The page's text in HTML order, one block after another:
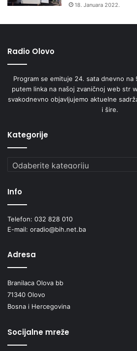
18. Januara 2022.
Radio Olovo
Program se emituje 24. sata dnevno na
putem linka na našoj zvaničnoj web str
svakodnevno objavljujemo aktuelne
i šire.
Kategorije
Kategorije
Info
Telefon: 032 828 010
E-mail: oradio@bih.net.ba
Adresa
Branilaca Olova bb
71340 Olovo
Bosna i Hercegovina
Socijalne mreže